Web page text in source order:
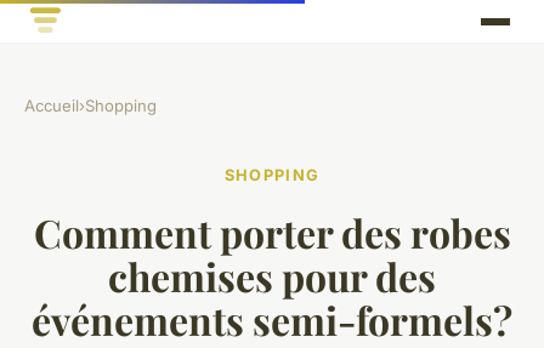
Accueil›Shopping
SHOPPING
Comment porter des robes
chemises pour des
événements semi-formels?